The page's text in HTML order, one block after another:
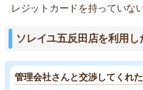
レジットカードを持っていな
ソレイユ五反田店を利用し
管理会社さんと交渉してくれた